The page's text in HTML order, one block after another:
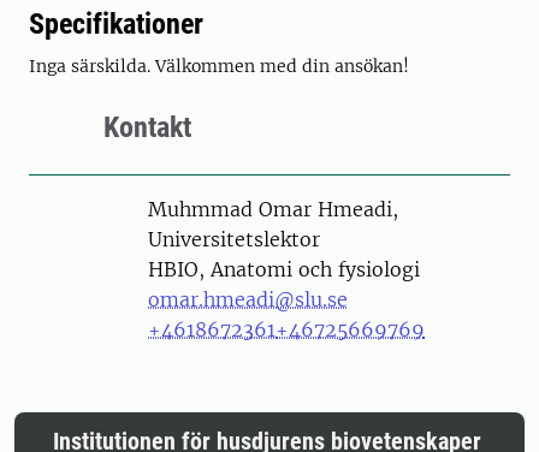
Specifikationer
Inga särskilda. Välkommen med din ansökan!
Kontakt
PersonMuhmmad Omar Hmeadi,
Universitetslektor
HBIO, Anatomi och fysiologi
omar.hmeadi@slu.se
+4618672361+46725669769
Institutionen för husdjurens biovetenskaper